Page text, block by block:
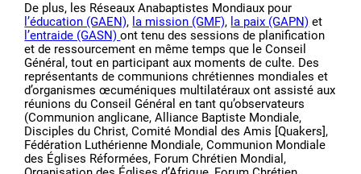
De plus, les Réseaux Anabaptistes Mondiaux pour
l’éducation (GAEN), la mission (GMF), la paix (GAPN) et
l’entraide (GASN)ont tenu des sessions de planification
et de ressourcement en même temps que le Conseil
Général, tout en participant aux moments de culte. Des
représentants de communions chrétiennes mondiales et
d’organismes œcuméniques multilatéraux ont assisté aux
réunions du Conseil Général en tant qu’observateurs
(Communion anglicane, Alliance Baptiste Mondiale,
Disciples du Christ, Comité Mondial des Amis [Quakers],
Fédération Luthérienne Mondiale, Communion Mondiale
des Églises Réformées, Forum Chrétien Mondial,